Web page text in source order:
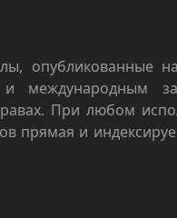
опубликованные
международным
При любом
прямая и